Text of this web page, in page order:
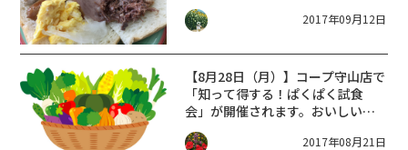
2017年09月12日
【8月28日（月）】コープ守山店で
「知って得する！ぱくぱく試食
会」が開催されます。おいしい試
食が出来ますよ♪
2017年08月21日